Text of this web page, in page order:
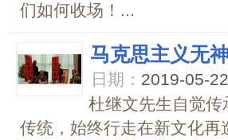
们如何收场！...
马克思主义无
日期： 2019-05-
杜继文先生自觉
传统，始终行走在新文化